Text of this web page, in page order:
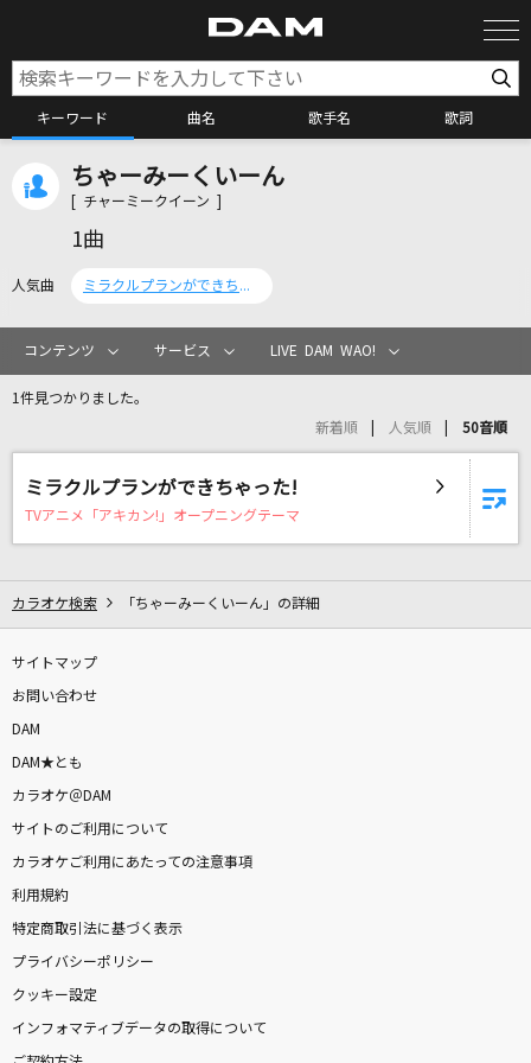
キーワード 曲名 歌手名 歌詞
カラオケ検索
カラオケリクエスト
リアルタイムで歌われている曲の一覧
世界が終るまでは…
Goddess
milet
交感神経優位
花一色～野菊のささやき～
松田聖子
アイドルパワー
M!LK
ちゃーみーくいーん
[ チャーミークイーン ]
1曲
人気曲 ミラクルプランができちゃった!
コンテンツ サービス LIVE DAM WAO!
1件見つかりました。
新着順 人気順 50音順
ミラクルプランができちゃった!
TVアニメ「アキカン!」オープニングテーマ
カラオケ検索 「ちゃーみーくいーん」の詳細
サイトマップ
お問い合わせ
DAM
DAM★とも
カラオケ＠DAM
サイトのご利用について
カラオケご利用にあたっての注意事項
利用規約
特定商取引法に基づく表示
プライバシーポリシー
クッキー設定
インフォマティブデータの取得について